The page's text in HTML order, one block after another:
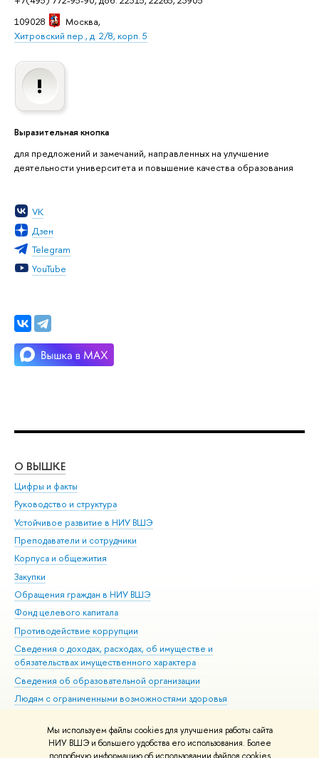
Мы используем файлы cookies для улучшения работы сайта
НИУ ВШЭ и большего удобства его использования. Более
109028
Москва,
Хитровский пер., д. 2/8, корп. 5
Выразительная кнопка
для предложений и замечаний, направленных на улучшение
деятельности университета и повышение качества образования
VK
Дзен
Telegram
YouTube
О ВЫШКЕ
Цифры и факты
Руководство и структура
Устойчивое развитие в НИУ ВШЭ
Преподаватели и сотрудники
Корпуса и общежития
Закупки
Обращения граждан в НИУ ВШЭ
Фонд целевого капитала
Противодействие коррупции
Сведения о доходах, расходах, об имуществе и
обязательствах имущественного характера
Сведения об образовательной организации
Людям с ограниченными возможностями здоровья
Работа в Вышке